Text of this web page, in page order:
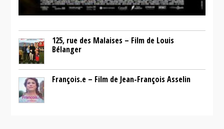
125, rue des Malaises – Film de Louis
Bélanger
François.e – Film de Jean-François Asselin